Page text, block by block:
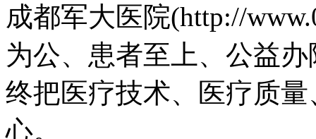
成都军大医院(http://
为公、患者至上、公益
终把医疗技术、医疗质
心。